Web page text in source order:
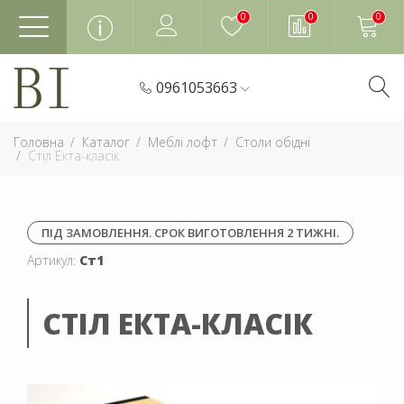
0 0 0
0961053663
Головна Каталог Меблі лофт Столи обідні
Стіл Екта-класік
ПІД ЗАМОВЛЕННЯ. СРОК ВИГОТОВЛЕННЯ 2 ТИЖНІ.
Артикул: Ст1
СТІЛ ЕКТА-КЛАСІК